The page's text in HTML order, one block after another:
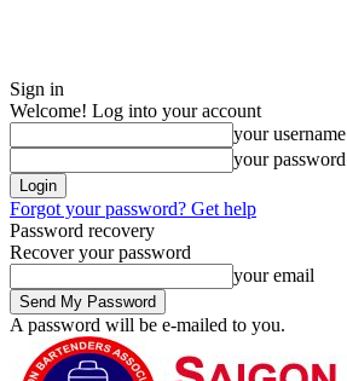
Sign in
Welcome! Log into your account
your username
your password
Forgot your password? Get help
Password recovery
Recover your password
your email
A password will be e-mailed to you.